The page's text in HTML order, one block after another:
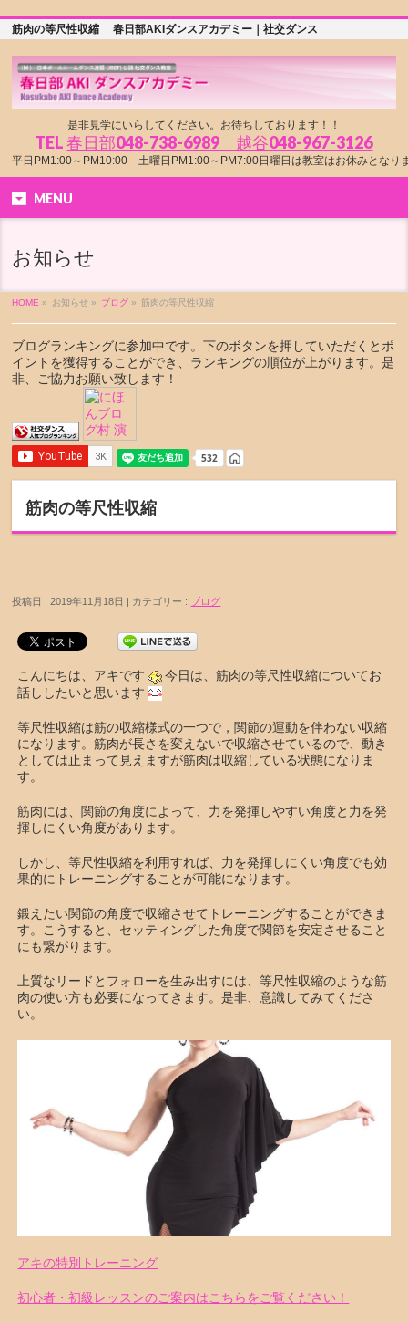
筋肉の等尺性収縮 春日部AKIダンスアカデミー｜社交ダンス
是非見学にいらしてください。お待ちしております！！
TEL春日部048-738-6989 越谷048-967-3126
平日PM1:00～PM10:00 土曜日PM1:00～PM7:00日曜日は教室はお休みとなり
MENU
お知らせ
HOME » お知らせ » ブログ » 筋肉の等尺性収縮
ブログランキングに参加中です。下のボタンを押していただくとポ
イントを獲得することができ、ランキングの順位が上がります。是
非、ご協力お願い致します！
筋肉の等尺性収縮
投稿日 : 2019年11月18日 | カテゴリー : ブログ
こんにちは、アキです
今日は、筋肉の等尺性収縮についてお
話ししたいと思います
等尺性収縮は筋の収縮様式の一つで，関節の運動を伴わない収縮
になります。筋肉が長さを変えないで収縮させているので、動き
としては止まって見えますが筋肉は収縮している状態になりま
す。
筋肉には、関節の角度によって、力を発揮しやすい角度と力を発
揮しにくい角度があります。
しかし、等尺性収縮を利用すれば、力を発揮しにくい角度でも効
果的にトレーニングすることが可能になります。
鍛えたい関節の角度で収縮させてトレーニングすることができま
す。こうすると、セッティングした角度で関節を安定させること
にも繋がります。
上質なリードとフォローを生み出すには、等尺性収縮のような筋
肉の使い方も必要になってきます。是非、意識してみてくださ
い。
アキの特別トレーニング
初心者・初級レッスンのご案内はこちらをご覧ください！